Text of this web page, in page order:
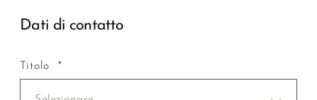
Dati di contatto
Titolo *